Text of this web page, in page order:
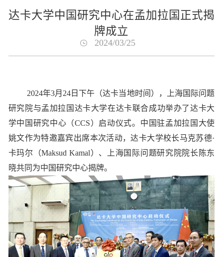
达卡大学中国研究中心在孟加拉国正式揭
牌成立
2024/03/25
2024年3月24日下午（达卡当地时间），上海国际问题
研究院与孟加拉国达卡大学在达卡联合成功举办了达卡大
学中国研究中心（CCS）启动仪式。中国驻孟加拉国大使
姚文作为特邀嘉宾出席本次活动，达卡大学校长马克苏德·
卡玛尔（Maksud Kamal）、上海国际问题研究院院长陈东
晓共同为中国研究中心揭牌。